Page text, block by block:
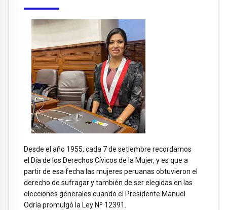
Desde el año 1955, cada 7 de setiembre recordamos
el Día de los Derechos Cívicos de la Mujer, y es que a
partir de esa fecha las mujeres peruanas obtuvieron el
derecho de sufragar y también de ser elegidas en las
elecciones generales cuando el Presidente Manuel
Odría promulgó la Ley Nº 12391.